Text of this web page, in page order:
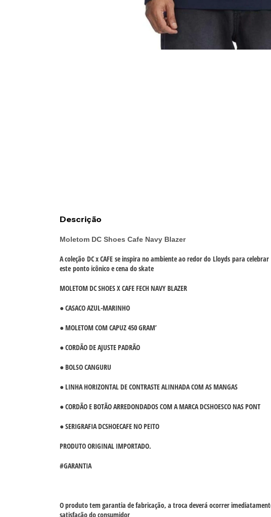
Descrição
Moletom DC Shoes Cafe Navy Blazer
A coleção DC x CAFE se inspira no ambiente ao redor do Lloyds para celebrar
este ponto icônico e cena do skate
MOLETOM DC SHOES X CAFE FECH NAVY BLAZER
● CASACO AZUL-MARINHO
● MOLETOM COM CAPUZ 450 GRAM’
● CORDÃO DE AJUSTE PADRÃO
● BOLSO CANGURU
● LINHA HORIZONTAL DE CONTRASTE ALINHADA COM AS MANGAS
● CORDÃO E BOTÃO ARREDONDADOS COM A MARCA DCSHOESCO NAS PONT
● SERIGRAFIA DCSHOECAFE NO PEITO
PRODUTO ORIGINAL IMPORTADO.
#GARANTIA
O produto tem garantia de fabricação, a troca deverá ocorrer
satisfação do consumidor